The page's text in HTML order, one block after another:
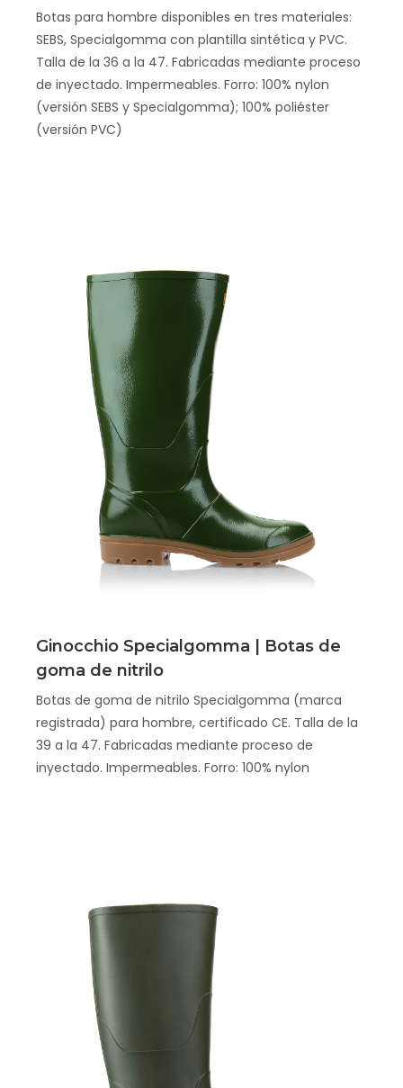
Botas para hombre disponibles en tres materiales:
SEBS, Specialgomma con plantilla sintética y PVC.
Talla de la 36 a la 47. Fabricadas mediante proceso
de inyectado. Impermeables. Forro: 100% nylon
(versión SEBS y Specialgomma); 100% poliéster
(versión PVC)
Scopri
Ginocchio Specialgomma | Botas de
goma de nitrilo
Botas de goma de nitrilo Specialgomma (marca
registrada) para hombre, certificado CE. Talla de la
39 a la 47. Fabricadas mediante proceso de
inyectado. Impermeables. Forro: 100% nylon